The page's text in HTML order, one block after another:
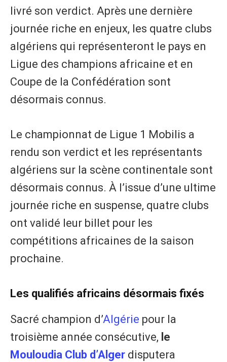
livré son verdict. Après une dernière
journée riche en enjeux, les quatre clubs
algériens qui représenteront le pays en
Ligue des champions africaine et en
Coupe de la Confédération sont
désormais connus.
Le championnat de Ligue 1 Mobilis a
rendu son verdict et les représentants
algériens sur la scène continentale sont
désormais connus. À l’issue d’une ultime
journée riche en suspense, quatre clubs
ont validé leur billet pour les
compétitions africaines de la saison
prochaine.
Les qualifiés africains désormais fixés
Sacré champion d’Algérie pour la
troisième année consécutive, le
Mouloudia Club d’Alger disputera